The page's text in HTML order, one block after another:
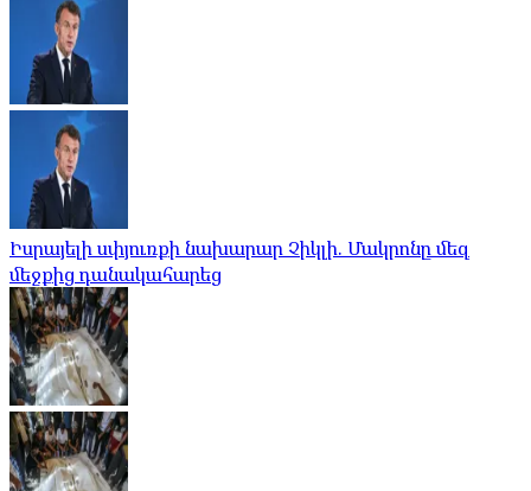
Իսրայելի սփյուռքի նախարար Չիկլի. Մակրոնը մեզ
մեջքից դանակահարեց